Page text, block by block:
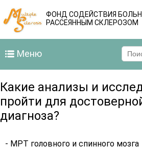
ФОНД СОДЕЙСТВИЯ
РАССЕЯННЫМ СКЛЕРОЗОМ
Меню
Какие анализы и
пройти для
диагноза?
- МРТ головного и спинного мозга